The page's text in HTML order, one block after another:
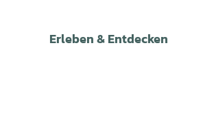
Erleben & Entdecken